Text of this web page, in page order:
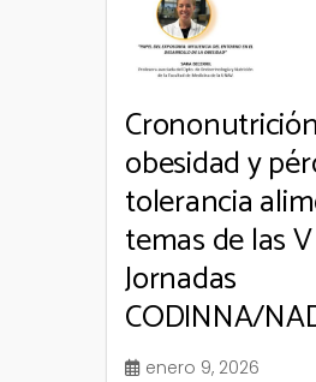
obesidad y
tolerancia
temas de las V
Jornadas
CODINNA/
enero 9, 2026